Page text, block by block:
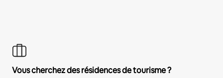
Vous cherchez des résidences de tourisme ?